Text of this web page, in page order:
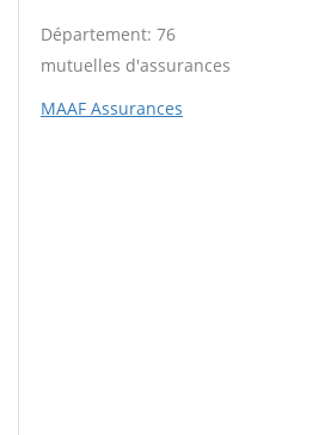
Département: 76
mutuelles d'assurances
MAAF Assurances